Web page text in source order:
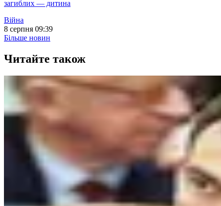
загиблих — дитина
Війна
8 серпня 09:39
Більше новин
Читайте також